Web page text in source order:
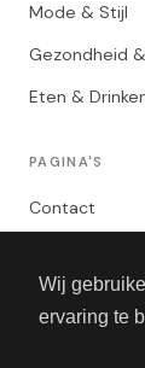
Wij
ervaring te
Mode & Stijl
Gezondheid
Eten &
PAGINA'S
Contact
Algemene
Adverteren